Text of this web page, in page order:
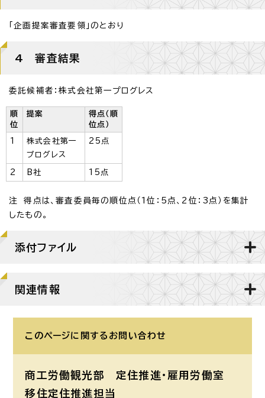
「企画提案審査要領」のとおり
4 審査結果
委託候補者：株式会社第一プログレス
順
位
提案
得点（順
位点）
1
株式会社第一
プログレス
25点
2 B社 15点
注 得点は、審査委員毎の順位点（1位：5点、2位：3点）を集計
したもの。
添付ファイル
関連情報
このページに関する お問い合わせ
商工労働観光部 定住推進・雇用労働室
移住定住推進担当